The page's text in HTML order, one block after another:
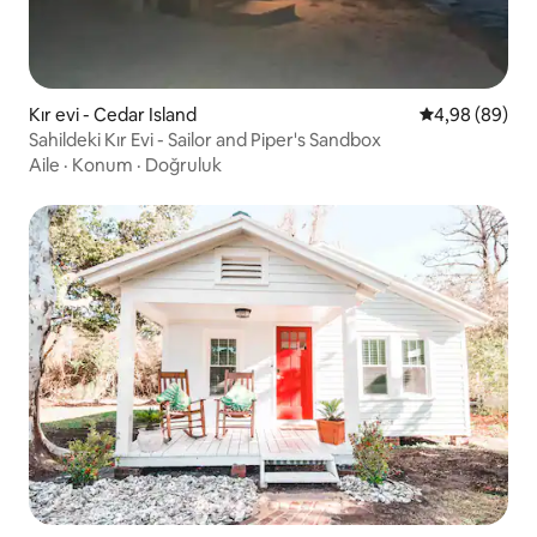
Kır evi - Cedar Island 5 üzerinden
4,98 (89)
Sahildeki Kır Evi - Sailor and Piper's Sandbox
Aile · Konum · Doğruluk